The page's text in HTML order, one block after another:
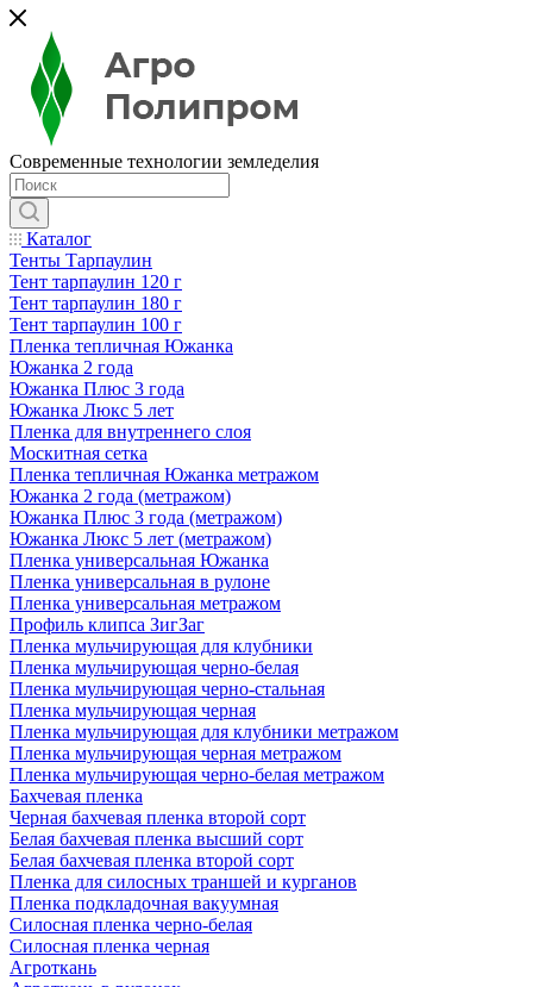
Современные технологии земледелия
Каталог
Тенты Тарпаулин
Тент тарпаулин 120 г
Тент тарпаулин 180 г
Тент тарпаулин 100 г
Пленка тепличная Южанка
Южанка 2 года
Южанка Плюс 3 года
Южанка Люкс 5 лет
Пленка для внутреннего слоя
Москитная сетка
Пленка тепличная Южанка метражом
Южанка 2 года (метражом)
Южанка Плюс 3 года (метражом)
Южанка Люкс 5 лет (метражом)
Пленка универсальная Южанка
Пленка универсальная в рулоне
Пленка универсальная метражом
Профиль клипса ЗигЗаг
Пленка мульчирующая для клубники
Пленка мульчирующая черно-белая
Пленка мульчирующая черно-стальная
Пленка мульчирующая черная
Пленка мульчирующая для клубники метражом
Пленка мульчирующая черная метражом
Пленка мульчирующая черно-белая метражом
Бахчевая пленка
Черная бахчевая пленка второй сорт
Белая бахчевая пленка высший сорт
Белая бахчевая пленка второй сорт
Пленка для силосных траншей и курганов
Пленка подкладочная вакуумная
Силосная пленка черно-белая
Силосная пленка черная
Агроткань